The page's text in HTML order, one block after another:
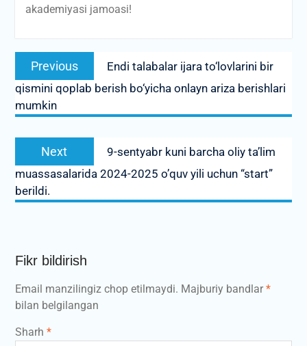
akademiyasi jamoasi!
Post
menyusi
Previous
Previous
post:
Endi talabalar ijara to‘lovlarini bir
qismini qoplab berish bo‘yicha onlayn ariza berishlari
mumkin
Next
post:
9-sentyabr kuni barcha oliy ta’lim
muassasalarida 2024-2025 o’quv yili uchun “start”
berildi.
Fikr bildirish
Email manzilingiz chop etilmaydi. Majburiy bandlar*
bilan belgilangan
Sharh *